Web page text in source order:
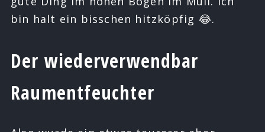
bin halt ein bisschen hitzköpfig 😂.
Der wiederverwendbar
Raumentfeuchter